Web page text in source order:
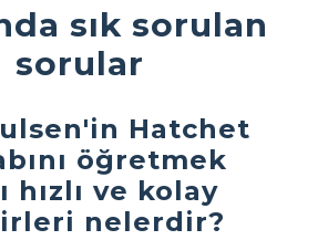
sık sorulan
sorular
Hatchet
öğretmek
hızlı ve kolay
nelerdir?